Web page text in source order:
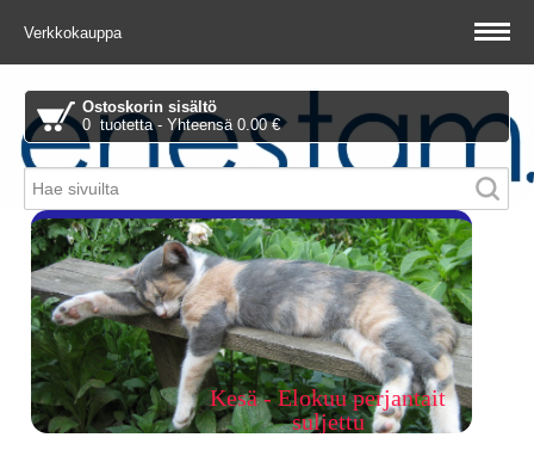
Verkkokauppa
Ostoskorin sisältö
0 tuotetta - Yhteensä 0.00 €
Piitie 1 A, 01510 Vantaa
Kesä - Elokuu perjantait
suljettu